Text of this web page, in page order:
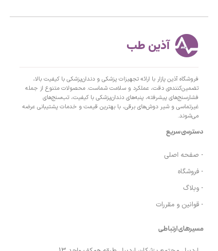
فروشگاه آذین پازار با ارائه تجهیزات پزشکی و دندان‌پزشکی با کیفیت بالا،
تضمین‌کننده‌ی دقت، عملکرد و سلامت شماست. محصولات متنوع از جمله
فشارسنج‌های پیشرفته، پنبه‌های دندان‌پزشکی با کیفیت، تب‌سنج‌های
غیرتماسی و شیر دوش‌های برقی، با بهترین قیمت و خدمات پشتیبانی عرضه
می‌شوند.
دسترسی سریع
- صفحه اصلی
- فروشگاه
- وبلاگ
- قوانین و مقررات
مسیرهای ارتباطی